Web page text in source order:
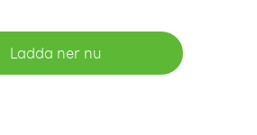
Ladda ner nu